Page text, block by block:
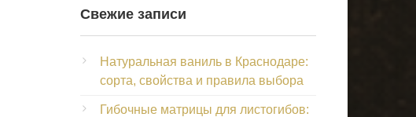
Свежие записи
Натуральная ваниль в Краснодаре:
сорта, свойства и правила выбора
Гибочные матрицы для листогибов: